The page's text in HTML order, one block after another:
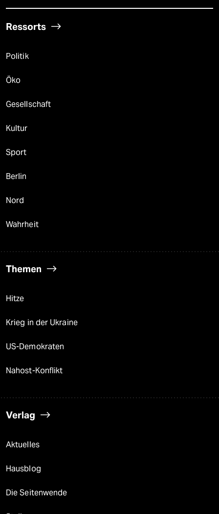
Ressorts
Politik
Öko
Gesellschaft
Kultur
Sport
Berlin
Nord
Wahrheit
Themen
Hitze
Krieg in der Ukraine
US-Demokraten
Nahost-Konflikt
Verlag
Aktuelles
Hausblog
Die Seitenwende